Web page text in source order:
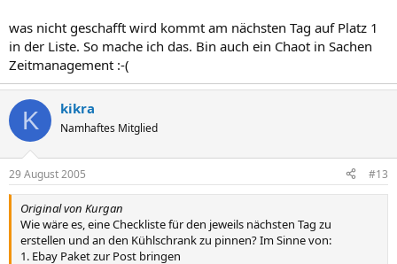
was nicht geschafft wird kommt am nächsten Tag auf Platz 1
in der Liste. So mache ich das. Bin auch ein Chaot in Sachen
Zeitmanagement :-(
K kikra
Namhaftes Mitglied
29 August 2005 #13
Original von Kurgan
Wie wäre es, eine Checkliste für den jeweils nächsten Tag zu
erstellen und an den Kühlschrank zu pinnen? Im Sinne von:
1. Ebay Paket zur Post bringen